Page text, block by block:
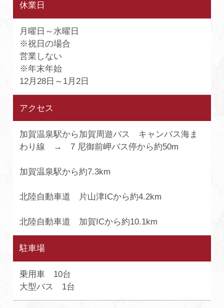
休業日
月曜日～水曜日
※祝日の場合
営業しない
※年末年始
12月28日～1月2日
アクセス
加賀温泉駅から加賀周遊バス キャンバス海ま
わり線 → 7 尼御前岬バス停から約50m
加賀温泉駅から約7.3km
北陸自動車道 片山津ICから約4.2km
北陸自動車道 加賀ICから約10.1km
駐車場
乗用車 10台
大型バス 1台